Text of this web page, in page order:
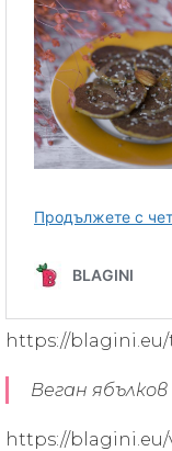
https://
Веган ябълков
https://